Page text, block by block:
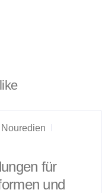
Nouredien
für
und